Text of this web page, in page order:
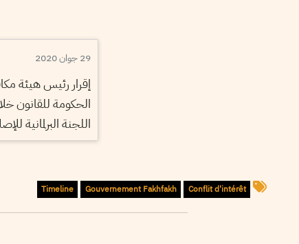
29 جوان 2020
إقرار رئيس هيئة
الحكومة للقانون
اللجنة البرلمانية
Conflit d'intérêt
Gouvernement Fakhfakh
Timeline